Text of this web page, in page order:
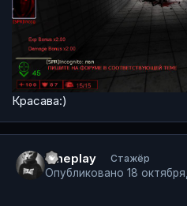
Красава:)
timeplay Стажёр
Опубликовано 18